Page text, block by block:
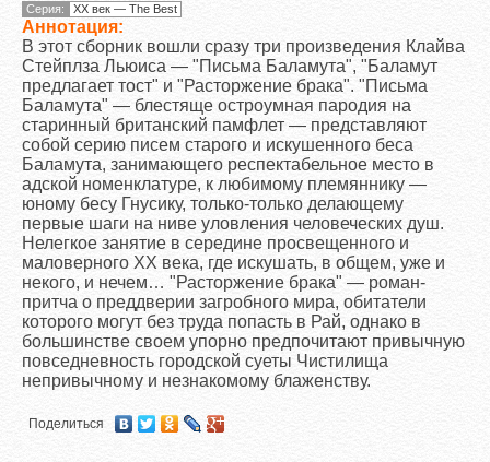
Серия: XX век — The Best
Аннотация:
В этот сборник вошли сразу три произведения Клайва
Стейплза Льюиса — "Письма Баламута", "Баламут
предлагает тост" и "Расторжение брака". "Письма
Баламута" — блестяще остроумная пародия на
старинный британский памфлет — представляют
собой серию писем старого и искушенного беса
Баламута, занимающего респектабельное место в
адской номенклатуре, к любимому племяннику —
юному бесу Гнусику, только-только делающему
первые шаги на ниве уловления человеческих душ.
Нелегкое занятие в середине просвещенного и
маловерного ХХ века, где искушать, в общем, уже и
некого, и нечем… "Расторжение брака" — роман-
притча о преддверии загробного мира, обитатели
которого могут без труда попасть в Рай, однако в
большинстве своем упорно предпочитают привычную
повседневность городской суеты Чистилища
непривычному и незнакомому блаженству.
Поделиться